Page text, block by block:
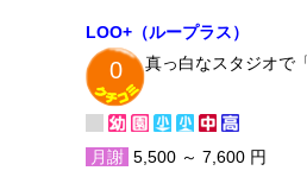
LOO+（ループラス）
0 真っ白なスタジオで
月謝 5,500 ～ 7,600 円